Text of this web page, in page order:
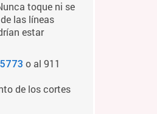
toque ni se
las líneas
estar
o al 911
de los cortes